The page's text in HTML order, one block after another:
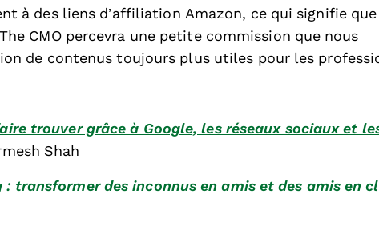
à des liens d’affiliation Amazon, ce qui signifie
CMO percevra une petite commission que nous
de contenus toujours plus utiles pour les
trouver grâce à Google, les réseaux sociaux et
Shah
transformer des inconnus en amis et des amis en